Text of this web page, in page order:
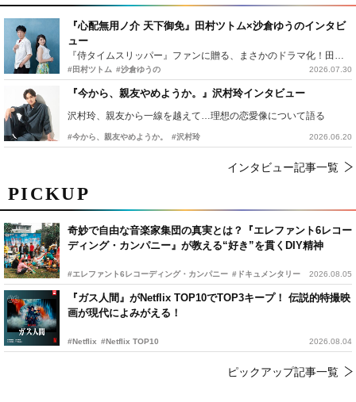
PICKUP
奇妙で自由な音楽家集団の真実とは？『エレファント6レコー
ディング・カンパニー』が教える“好き”を貫くDIY精神
#エレファント6レコーディング・カンパニー #ドキュメンタリー 2026.08.05
『ガス人間』がNetflix TOP10でTOP3キープ！ 伝説的特撮映
画が現代によみがえる！
#Netflix #Netflix TOP10 2026.08.04
ピックアップ記事一覧
『心配無用ノ介 天下御免』田村ツトム×沙倉ゆうのインタビ
ュー
『侍タイムスリッパー』ファンに贈る、まさかのドラマ化！田村ツトム×沙倉ゆうのが語る『心配無用ノ介』撮影秘話
#田村ツトム #沙倉ゆうの 2026.07.30
『今から、親友やめようか。』沢村玲インタビュー
沢村玲、親友から一線を越えて…理想の恋愛像について語る
#今から、親友やめようか。 #沢村玲 2026.06.20
インタビュー記事一覧